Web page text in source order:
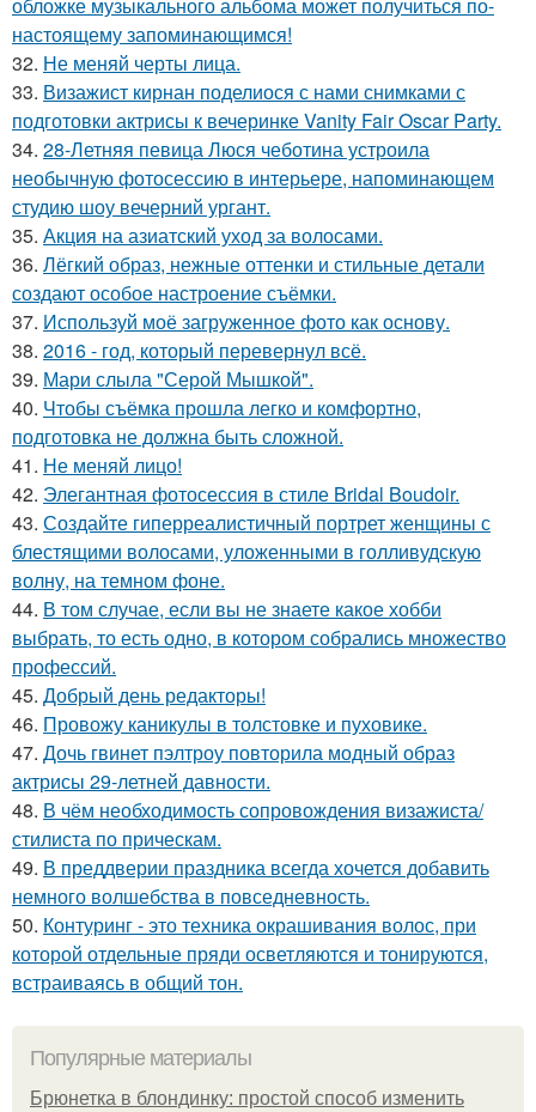
настоящему запоминающимся!
32. Не меняй черты лица.
33. Визажист кирнан поделиося с нами снимками с
подготовки актрисы к вечеринке Vanity Fair Oscar Party.
34. 28-Летняя певица Люся чеботина устроила
необычную фотосессию в интерьере, напоминающем
студию шоу вечерний ургант.
35. Акция на азиатский уход за волосами.
36. Лёгкий образ, нежные оттенки и стильные детали
создают особое настроение съёмки.
37. Используй моё загруженное фото как основу.
38. 2016 - год, который перевернул всё.
39. Мари слыла "Серой Мышкой".
40. Чтобы съёмка прошла легко и комфортно,
подготовка не должна быть сложной.
41. Не меняй лицо!
42. Элегантная фотосессия в стиле Bridal Boudoir.
43. Создайте гиперреалистичный портрет женщины с
блестящими волосами, уложенными в голливудскую
волну, на темном фоне.
44. В том случае, если вы не знаете какое хобби
выбрать, то есть одно, в котором собрались множество
профессий.
45. Добрый день редакторы!
46. Провожу каникулы в толстовке и пуховике.
47. Дочь гвинет пэлтроу повторила модный образ
актрисы 29-летней давности.
48. В чём необходимость сопровождения визажиста/
стилиста по прическам.
49. В преддверии праздника всегда хочется добавить
немного волшебства в повседневность.
50. Контуринг - это техника окрашивания волос, при
которой отдельные пряди осветляются и тонируются,
встраиваясь в общий тон.
Популярные материалы
Брюнетка в блондинку: простой способ изменить